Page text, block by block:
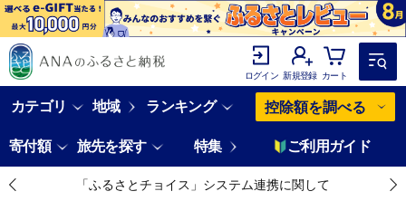
ログイン 新規登録 カート
カテゴリ 地域 ランキング 控除額を調べる
寄付額 旅先を探す 特集 ご利用ガイド
「ふるさとチョイス」システム連携に関して